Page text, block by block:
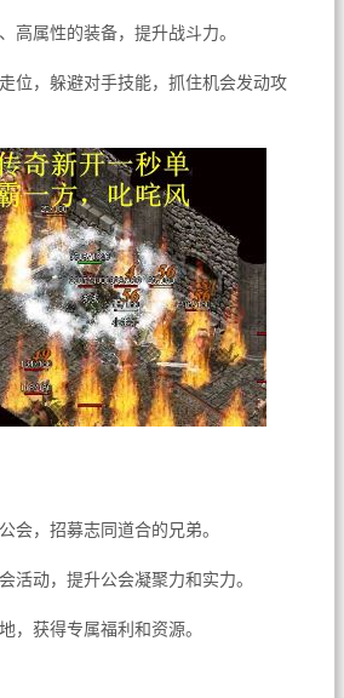
高属性的装备，提升战斗力。
位，躲避对手技能，抓住机会发动攻
会，招募志同道合的兄弟。
活动，提升公会凝聚力和实力。
，获得专属福利和资源。